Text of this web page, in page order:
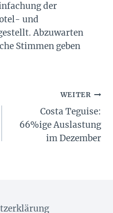
der
und
Abzuwarten
Stimmen geben
WEITER
Costa Teguise:
66%ige Auslastung
im Dezember